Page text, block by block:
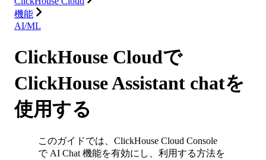
機能
AI/ML
ClickHouse Cloudで
ClickHouse Assistant chatを
使用する
このガイドでは、ClickHouse Cloud Console
で AI Chat 機能を有効にし、利用する方法を